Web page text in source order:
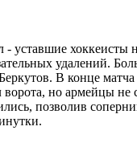
уставшие хоккеисты
удалений.
В конце
но армейцы не
позволив